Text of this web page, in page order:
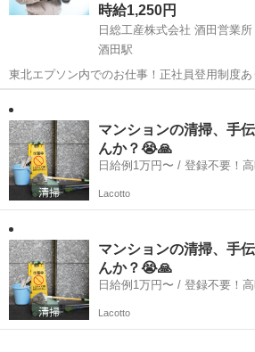
時給1,250円
日総工産株式会社 酒田営業所
酒田駅
東北エプソン内でのお仕事！正社員登用制度
支給します！寮費無料！ Point1★世界的有名メーカーの東北エプソン
でのお仕事！ Point2☆正社員登用制度あり！
覚えやすい...
マンションの清掃、手
んか？😭🙏
日給例1万円〜 / 登
Lacotto
マンションの清掃、手
んか？😭🙏
日給例1万円〜 / 登
Lacotto